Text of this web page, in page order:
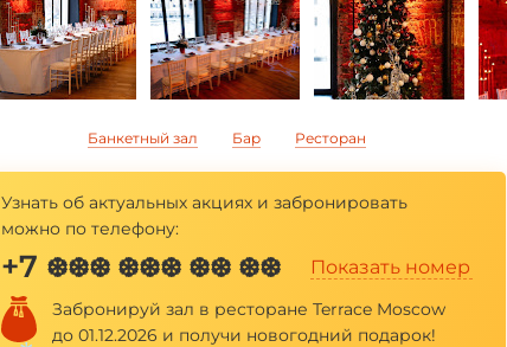
Банкетный зал Бар Ресторан
Узнать об актуальных акциях и забронировать
можно по телефону:
+7 ❆❆❆ ❆❆❆ ❆❆ ❆❆ Показать номер
Забронируй зал в ресторане Terrace Moscow
до 01.12.2026 и получи новогодний подарок!